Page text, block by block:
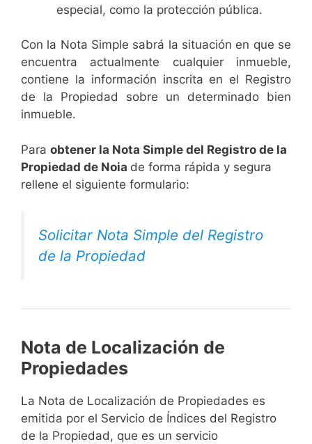
especial, como la protección pública.
Con la Nota Simple sabrá la situación en que se
encuentra actualmente cualquier inmueble,
contiene la información inscrita en el Registro
de la Propiedad sobre un determinado bien
inmueble.
Para obtener la Nota Simple del Registro de la
Propiedad de Noia de forma rápida y segura
rellene el siguiente formulario:
Solicitar Nota Simple del Registro
de la Propiedad
Nota de Localización de
Propiedades
La Nota de Localización de Propiedades es
emitida por el Servicio de Índices del Registro
de la Propiedad, que es un servicio